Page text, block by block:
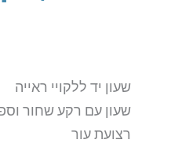
שעון יד ללקויי ראייה
שעון עם רקע שחור
רצועת עור